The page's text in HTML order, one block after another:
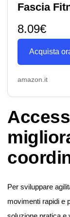
Fascia
8.09€
Acquista
amazon.it
Per sviluppare
movimenti rapidi e